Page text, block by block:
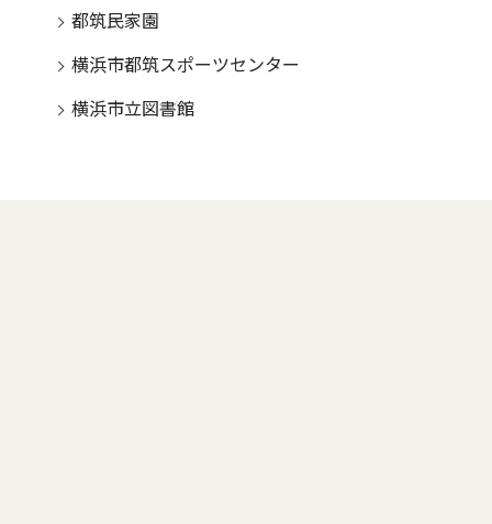
都筑民家園
横浜市都筑スポーツセンター
横浜市立図書館